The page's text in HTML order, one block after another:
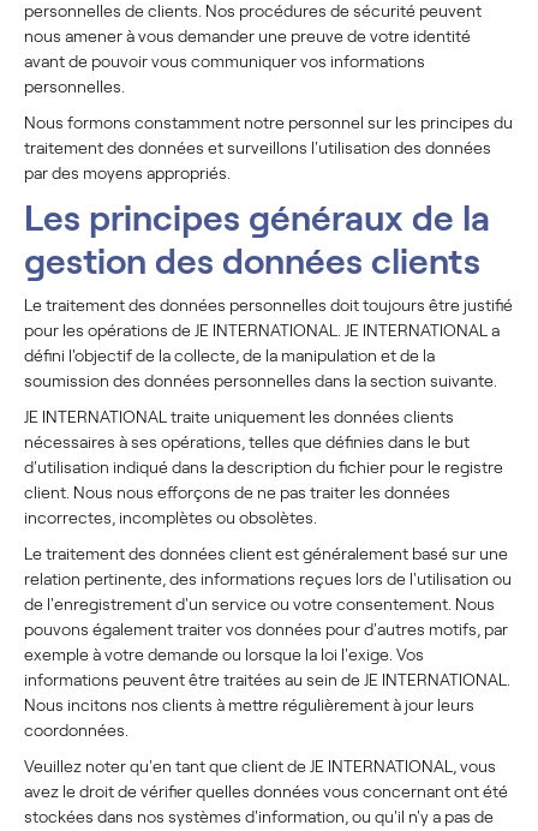
personnelles de clients. Nos procédures de sécurité peuvent
nous amener à vous demander une preuve de votre identité
avant de pouvoir vous communiquer vos informations
personnelles.
Nous formons constamment notre personnel sur les principes du
traitement des données et surveillons l'utilisation des données
par des moyens appropriés.
Les principes généraux de la
gestion des données clients
Le traitement des données personnelles doit toujours être justifié
pour les opérations de JE INTERNATIONAL. JE INTERNATIONAL a
défini l'objectif de la collecte, de la manipulation et de la
soumission des données personnelles dans la section suivante.
JE INTERNATIONAL traite uniquement les données clients
nécessaires à ses opérations, telles que définies dans le but
d'utilisation indiqué dans la description du fichier pour le registre
client. Nous nous efforçons de ne pas traiter les données
incorrectes, incomplètes ou obsolètes.
Le traitement des données client est généralement basé sur une
relation pertinente, des informations reçues lors de l'utilisation ou
de l'enregistrement d'un service ou votre consentement. Nous
pouvons également traiter vos données pour d'autres motifs, par
exemple à votre demande ou lorsque la loi l'exige. Vos
informations peuvent être traitées au sein de JE INTERNATIONAL.
Nous incitons nos clients à mettre régulièrement à jour leurs
coordonnées.
Veuillez noter qu'en tant que client de JE INTERNATIONAL, vous
avez le droit de vérifier quelles données vous concernant ont été
stockées dans nos systèmes d'information, ou qu'il n'y a pas de